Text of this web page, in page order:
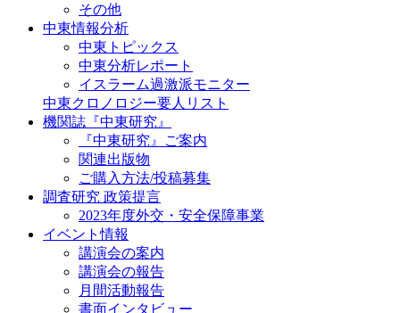
その他
中東情報分析
中東トピックス
中東分析レポート
イスラーム過激派モニター
中東クロノロジー要人リスト
機関誌『中東研究』
『中東研究』ご案内
関連出版物
ご購入方法/投稿募集
調査研究 政策提言
2023年度外交・安全保障事業
イベント情報
講演会の案内
講演会の報告
月間活動報告
書面インタビュー